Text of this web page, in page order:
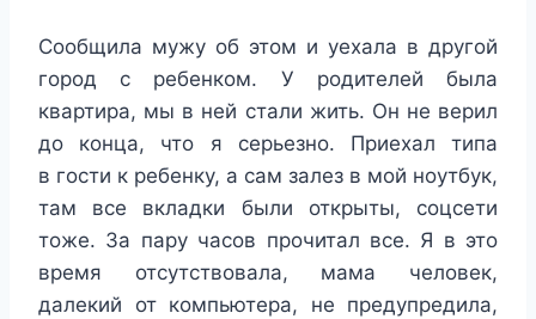
Сообщила мужу об этом и уехала в другой
город с ребенком. У родителей была
квартира, мы в ней стали жить. Он не верил
до конца, что я серьезно. Приехал типа
в гости к ребенку, а сам залез в мой ноутбук,
там все вкладки были открыты, соцсети
тоже. За пару часов прочитал все. Я в это
время отсутствовала, мама человек,
далекий от компьютера, не предупредила,